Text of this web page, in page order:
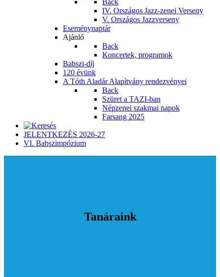
Back
IV. Országos Jazz-zenei Verseny
V. Országos Jazzverseny
Eseménynaptár
Ajánló
Back
Koncertek, programok
Babszi-díj
120 évünk
A Tóth Aladár Alapítvány rendezvényei
Back
Szüret a TAZI-ban
Népzenei szakmai napok
Farsang 2025
JELENTKEZÉS 2026-27
VI. Babszimpózium
Tanáraink